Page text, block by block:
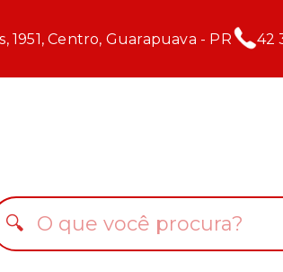
Centro, Guarapuava - PR 42
🔍